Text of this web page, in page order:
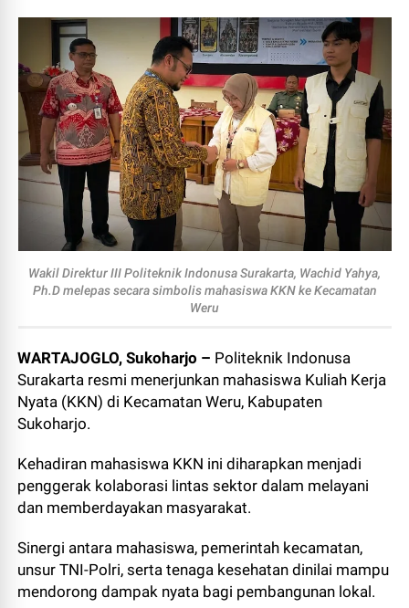
Wakil Direktur III Politeknik Indonusa Surakarta, Wachid Yahya,
Ph.D melepas secara simbolis mahasiswa KKN ke Kecamatan
Weru
WARTAJOGLO, Sukoharjo – Politeknik Indonusa
Surakarta resmi menerjunkan mahasiswa Kuliah Kerja
Nyata (KKN) di Kecamatan Weru, Kabupaten
Sukoharjo.
Kehadiran mahasiswa KKN ini diharapkan menjadi
penggerak kolaborasi lintas sektor dalam melayani
dan memberdayakan masyarakat.
Sinergi antara mahasiswa, pemerintah kecamatan,
unsur TNI-Polri, serta tenaga kesehatan dinilai mampu
mendorong dampak nyata bagi pembangunan lokal.